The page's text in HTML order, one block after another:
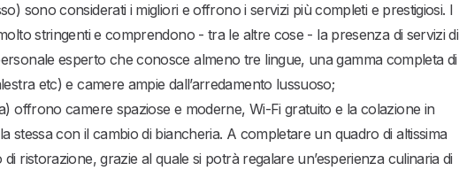
sono considerati i migliori e offrono i servizi più completi e prestigiosi. I
stringenti e comprendono - tra le altre cose - la presenza di servizi di
esperto che conosce almeno tre lingue, una gamma completa di
etc) e camere ampie dall’arredamento lussuoso;
offrono camere spaziose e moderne, Wi-Fi gratuito e la colazione in
stessa con il cambio di biancheria. A completare un quadro di altissima
ristorazione, grazie al quale si potrà regalare un’esperienza culinaria di